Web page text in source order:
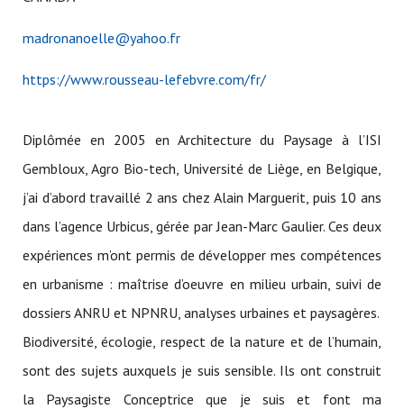
madronanoelle@yahoo.fr
https://www.rousseau-lefebvre.com/fr/
Diplômée en 2005 en Architecture du Paysage à l’ISI
Gembloux, Agro Bio-tech, Université de Liège, en Belgique,
j’ai d’abord travaillé 2 ans chez Alain Marguerit, puis 10 ans
dans l’agence Urbicus, gérée par Jean-Marc Gaulier. Ces deux
expériences m’ont permis de développer mes compétences
en urbanisme : maîtrise d’oeuvre en milieu urbain, suivi de
dossiers ANRU et NPNRU, analyses urbaines et paysagères.
Biodiversité, écologie, respect de la nature et de l’humain,
sont des sujets auxquels je suis sensible. Ils ont construit
la Paysagiste Conceptrice que je suis et font ma